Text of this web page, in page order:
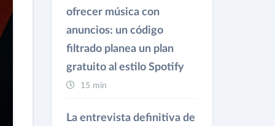
ofrecer música con
anuncios: un código
filtrado planea un plan
gratuito al estilo Spotify
15 min
La entrevista definitiva de